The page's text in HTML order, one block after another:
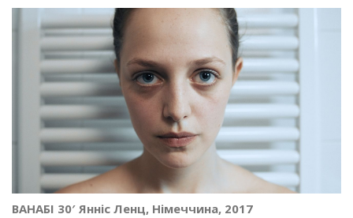
ВАНАБІ 30′ Янніс Ленц, Німеччина, 2017